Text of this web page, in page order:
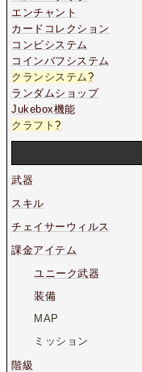
エンチャント
カードコレクション
コンビシステム
コインバフシステム
クランシステム?
ランダムショップ
Jukebox機能
クラフト?
武器
スキル
チェイサーウィルス
課金アイテム
ユニーク武器
装備
MAP
ミッション
階級